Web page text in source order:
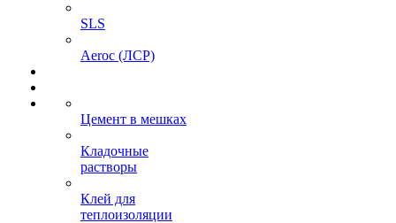
SLS
Aeroc (ЛСР)
Цемент в мешках
Кладочные
растворы
Клей для
теплоизоляции